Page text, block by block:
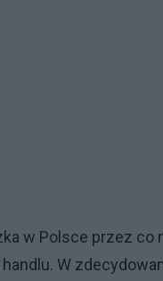
w Polsce przez co
handlu. W